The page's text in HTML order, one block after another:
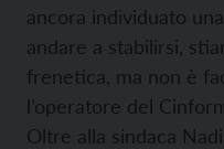
ancora individuato
andare a stabilirsi,
frenetica, ma non è
l’operatore del
Oltre alla sindaca